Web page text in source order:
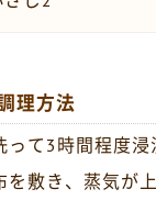
理方法
って3時間程度浸
を敷き、蒸気が